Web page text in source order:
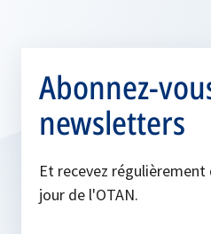
Abonnez-
newsletters
Et recevez régulièrement
jour de l'OTAN.